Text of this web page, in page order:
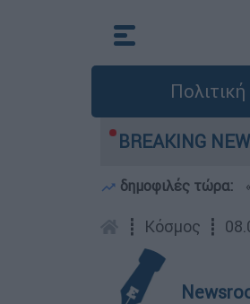
Πολιτική
BREAKING
θάνατο του 4χρονου
δημοφιλές τώρα:
┋ Κόσμος ┋